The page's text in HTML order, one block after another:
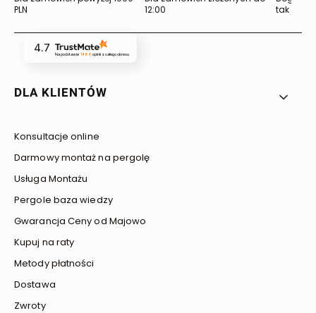
PLN
12:00
tak jak
4.7
Na podstawie 1486 opinii z całego okresu
Linki w stopce
DLA KLIENTÓW
Konsultacje online
Darmowy montaż na pergolę
Usługa Montażu
Pergole baza wiedzy
Gwarancja Ceny od Majowo
Kupuj na raty
Metody płatności
Dostawa
Zwroty